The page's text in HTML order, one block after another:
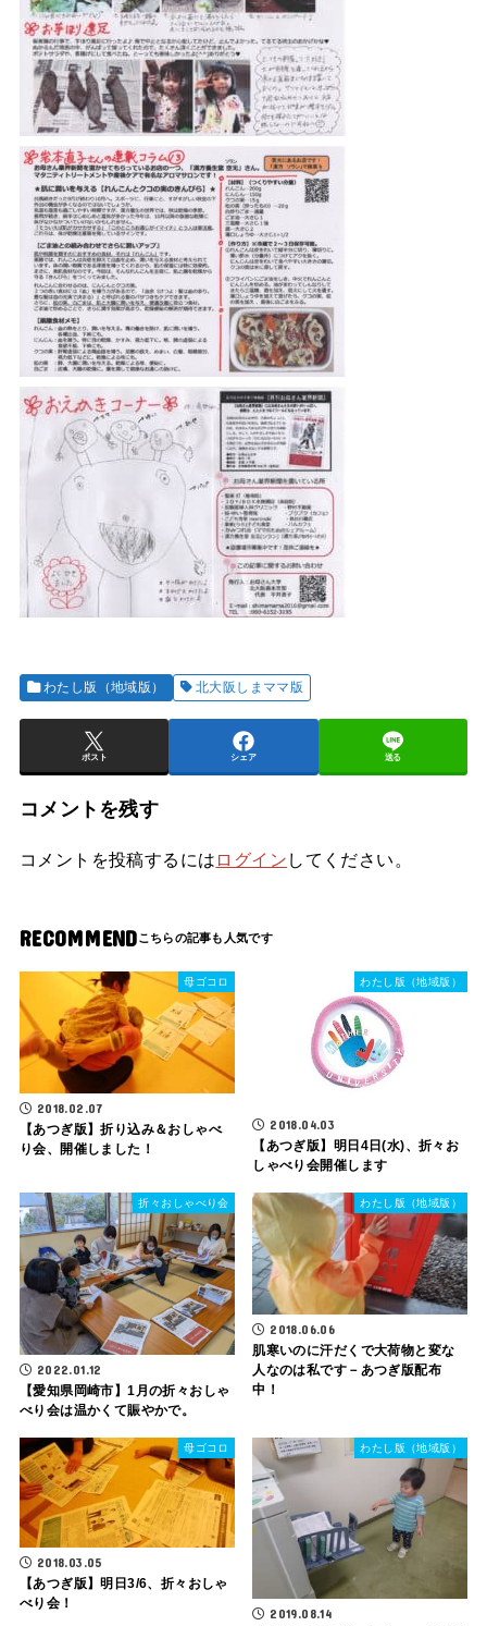
わたし版（地域版） 北大阪しまママ版
ポスト シェア 送る
コメントを残す
コメントを投稿するには ログイン してください。
RECOMMEND
母ゴコロ
2018.02.07
【あつぎ版】折り込み＆おしゃべ
り会、開催しました！
わたし版（地域版）
2018.04.03
【あつぎ版】明日4日(水)、折々お
しゃべり会開催します
折々おしゃべり会
2022.01.12
【愛知県岡崎市】1月の折々おしゃ
べり会は温かくて賑やかで。
わたし版（地域版）
2018.06.06
肌寒いのに汗だくで大荷物と変な
人なのは私です－あつぎ版配布
中！
母ゴコロ
2018.03.05
【あつぎ版】明日3/6、折々おしゃ
べり会！
わたし版（地域版）
2019.08.14